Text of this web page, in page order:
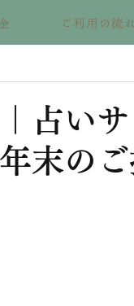
ご利用の流
占い
末の